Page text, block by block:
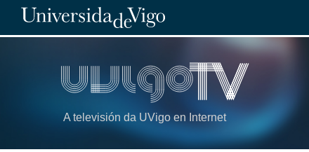
A televisión da UVigo en Internet